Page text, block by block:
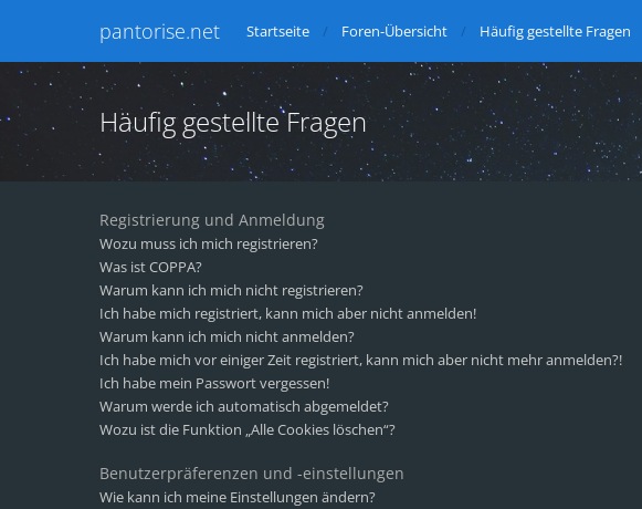
pantorise.net Startseite Foren-Übersicht Häufig gestellte Fragen
Häufig gestellte Fragen
Registrierung und Anmeldung
Wozu muss ich mich registrieren?
Was ist COPPA?
Warum kann ich mich nicht registrieren?
Ich habe mich registriert, kann mich aber nicht anmelden!
Warum kann ich mich nicht anmelden?
Ich habe mich vor einiger Zeit registriert, kann mich aber nicht mehr anmelden?!
Ich habe mein Passwort vergessen!
Warum werde ich automatisch abgemeldet?
Wozu ist die Funktion „Alle Cookies löschen“?
Benutzerpräferenzen und -einstellungen
Wie kann ich meine Einstellungen ändern?